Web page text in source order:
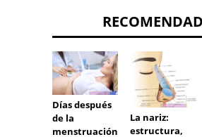
Días después
de la
menstruación
La nariz:
estructura,